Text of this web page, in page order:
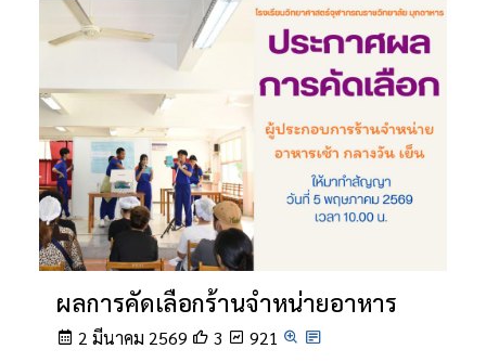
ผลการคัดเลือกร้านจำหน่ายอาหาร
2 มีนาคม 2569 3 921